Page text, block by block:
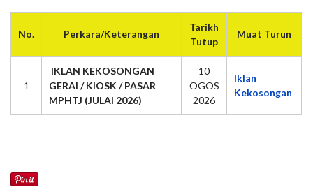
No. Perkara/Keterangan
Tarikh
Tutup
Muat Turun
1
IKLAN KEKOSONGAN
GERAI / KIOSK / PASAR
MPHTJ (JULAI 2026)
10
OGOS
2026
Iklan
Kekosongan